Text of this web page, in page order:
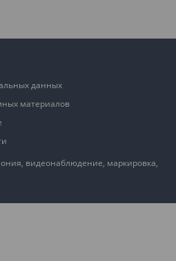
видеонаблюдение, маркировка,
данных
материалов